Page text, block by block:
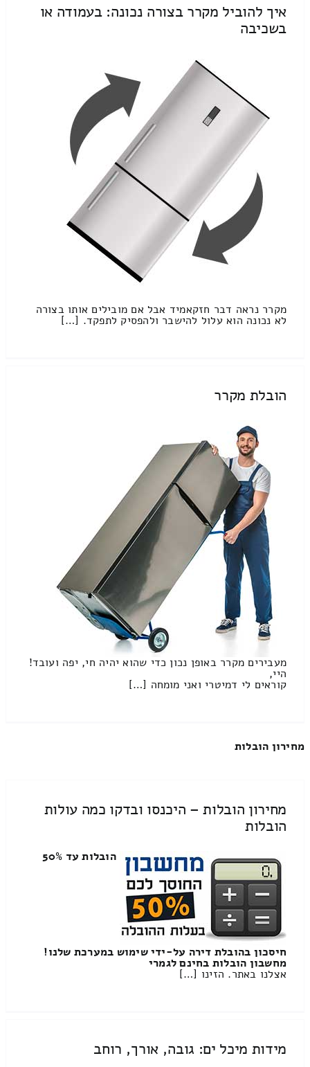
איך להוביל מקרר בצורה נכונה: בעמודה או
בשכיבה
מקרר נראה דבר חזקאמיד אבל אם מובילים אותו בצורה
לא נכונה הוא עלול להישבר ולהפסיק לתפקד. […]
הובלת מקרר
מעבירים מקרר באופן נכון כדי שהוא יהיה חי, יפה ועובד!
היי,
קוראים לי דמיטרי ואני מומחה […]
מחירון הובלות
מחירון הובלות – היכנסו ובדקו כמה עולות
הובלות
הובלות עד 50%
חיסכון בהובלת דירה על-ידי שימוש במערכת שלנו!
מחשבון הובלות בחינם לגמרי
אצלנו באתר. הזינו […]
מידות מיכל ים: גובה, אורך, רוחב